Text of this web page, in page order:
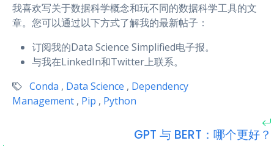
我喜欢写关于数据科学概念和玩不同的数据科学工具的文
章。您可以通过以下方式了解我的最新帖子：
订阅我的Data Science Simplified电子报。
与我在LinkedIn和Twitter上联系。
Conda , Data Science , Dependency
Management , Pip , Python
GPT 与 BERT：哪个更好？